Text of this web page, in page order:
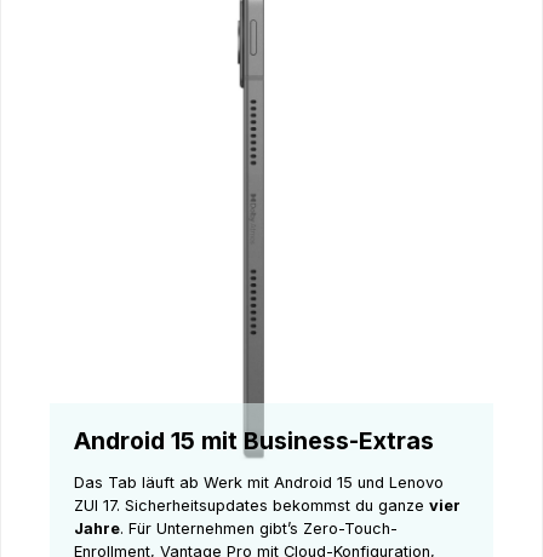
Android 15 mit Business-Extras
Das Tab läuft ab Werk mit Android 15 und Lenovo
ZUI 17. Sicherheitsupdates bekommst du ganze vier
Jahre. Für Unternehmen gibt’s Zero-Touch-
Enrollment, Vantage Pro mit Cloud-Konfiguration,